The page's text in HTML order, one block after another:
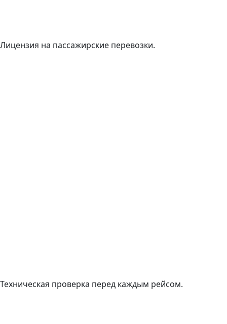
Лицензия на пассажирские перевозки.
Техническая проверка перед каждым рейсом.